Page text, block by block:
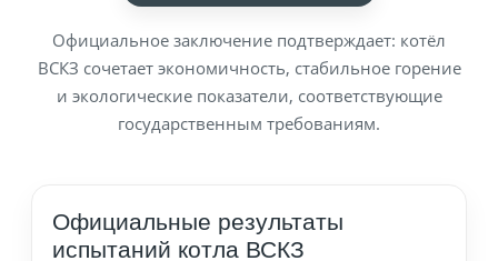
Официальное заключение подтверждает: котёл
ВСКЗ сочетает экономичность, стабильное горение
и экологические показатели, соответствующие
государственным требованиям.
Официальные результаты
испытаний котла ВСКЗ